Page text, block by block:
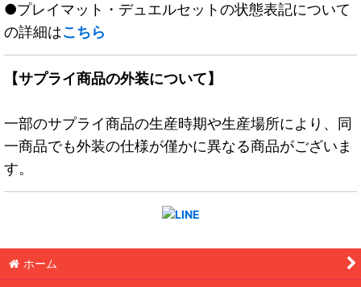
●プレイマット・デュエルセットの状態表記について
の詳細はこちら
【サプライ商品の外装について】
一部のサプライ商品の生産時期や生産場所により、同
一商品でも外装の仕様が僅かに異なる商品がございま
す。
ホーム